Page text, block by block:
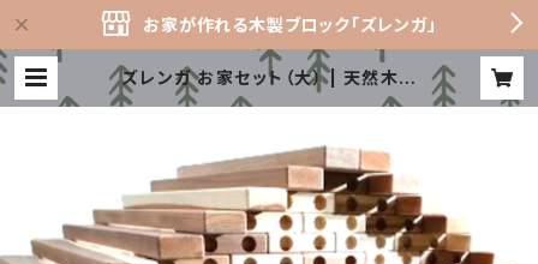
お家が作れる木製ブロック「ズレンガ」
ズレンガ お家セット（大） | 天然木製
ブロック「ズレンガ」